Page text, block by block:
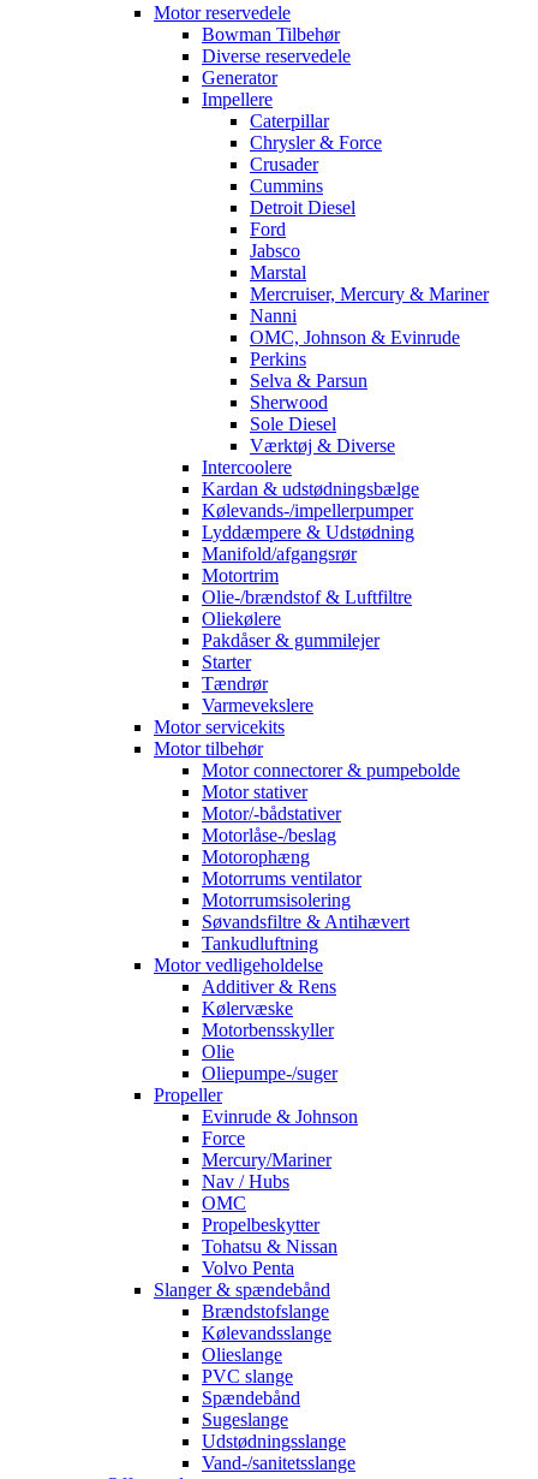
Motor reservedele
Bowman Tilbehør
Diverse reservedele
Generator
Impellere
Caterpillar
Chrysler & Force
Crusader
Cummins
Detroit Diesel
Ford
Jabsco
Marstal
Mercruiser, Mercury & Mariner
Nanni
OMC, Johnson & Evinrude
Perkins
Selva & Parsun
Sherwood
Sole Diesel
Værktøj & Diverse
Intercoolere
Kardan & udstødningsbælge
Kølevands-/impellerpumper
Lyddæmpere & Udstødning
Manifold/afgangsrør
Motortrim
Olie-/brændstof & Luftfiltre
Oliekølere
Pakdåser & gummilejer
Starter
Tændrør
Varmevekslere
Motor servicekits
Motor tilbehør
Motor connectorer & pumpebolde
Motor stativer
Motor/-bådstativer
Motorlåse-/beslag
Motorophæng
Motorrums ventilator
Motorrumsisolering
Søvandsfiltre & Antihævert
Tankudluftning
Motor vedligeholdelse
Additiver & Rens
Kølervæske
Motorbensskyller
Olie
Oliepumpe-/suger
Propeller
Evinrude & Johnson
Force
Mercury/Mariner
Nav / Hubs
OMC
Propelbeskytter
Tohatsu & Nissan
Volvo Penta
Slanger & spændebånd
Brændstofslange
Kølevandsslange
Olieslange
PVC slange
Spændebånd
Sugeslange
Udstødningsslange
Vand-/sanitetsslange